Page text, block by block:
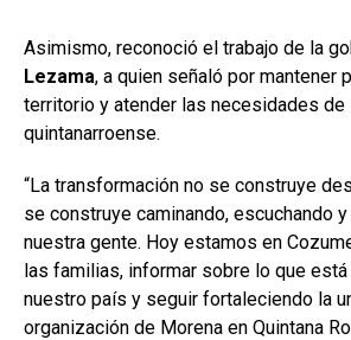
Asimismo, reconoció el trabajo de la
Lezama, a quien señaló por mantener
territorio y atender las necesidades de
quintanarroense.
“La transformación no se construye
se construye caminando, escuchando
nuestra gente. Hoy estamos en
las familias, informar sobre lo que
nuestro país y seguir fortaleciendo la
organización de Morena en Quintana